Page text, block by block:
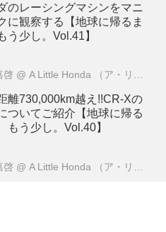
のレーシングマシンをマニ
に観察する【地球に帰るま
う少し。Vol.41】
啓 @ A Little Honda （ア・リトル・ホンダ）編集部
離730,000km越え!!CR-Xの
ついてご紹介【地球に帰る
もう少し。Vol.40】
啓 @ A Little Honda （ア・リトル・ホンダ）編集部